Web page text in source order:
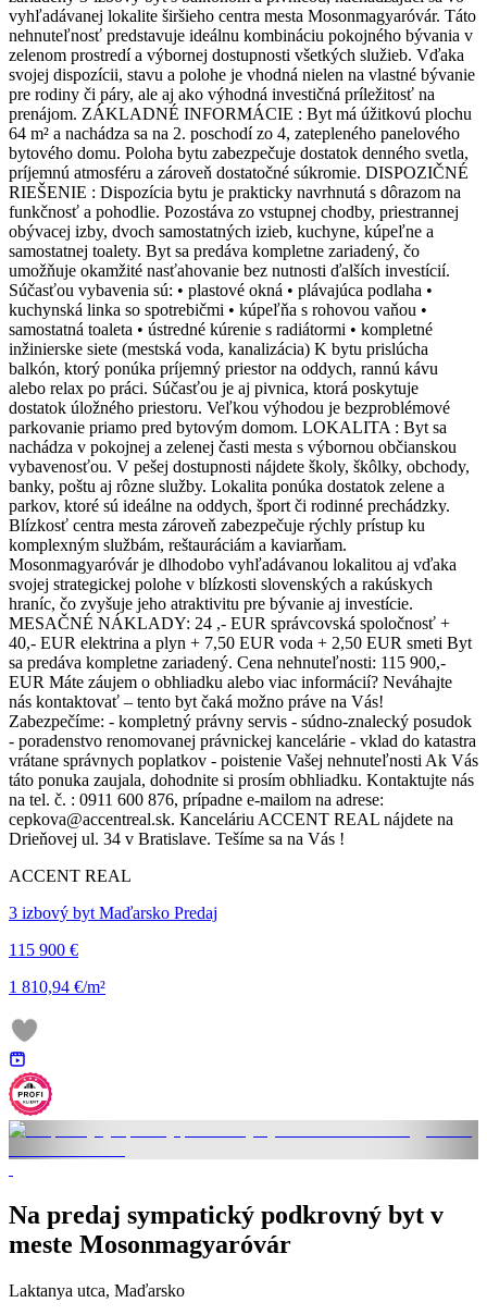
vyhľadávanej lokalite širšieho centra mesta Mosonmagyaróvár. Táto
nehnuteľnosť predstavuje ideálnu kombináciu pokojného bývania v
zelenom prostredí a výbornej dostupnosti všetkých služieb. Vďaka
svojej dispozícii, stavu a polohe je vhodná nielen na vlastné bývanie
pre rodiny či páry, ale aj ako výhodná investičná príležitosť na
prenájom. ZÁKLADNÉ INFORMÁCIE : Byt má úžitkovú plochu
64 m² a nachádza sa na 2. poschodí zo 4, zatepleného panelového
bytového domu. Poloha bytu zabezpečuje dostatok denného svetla,
príjemnú atmosféru a zároveň dostatočné súkromie. DISPOZIČNÉ
RIEŠENIE : Dispozícia bytu je prakticky navrhnutá s dôrazom na
funkčnosť a pohodlie. Pozostáva zo vstupnej chodby, priestrannej
obývacej izby, dvoch samostatných izieb, kuchyne, kúpeľne a
samostatnej toalety. Byt sa predáva kompletne zariadený, čo
umožňuje okamžité nasťahovanie bez nutnosti ďalších investícií.
Súčasťou vybavenia sú: • plastové okná • plávajúca podlaha •
kuchynská linka so spotrebičmi • kúpeľňa s rohovou vaňou •
samostatná toaleta • ústredné kúrenie s radiátormi • kompletné
inžinierske siete (mestská voda, kanalizácia) K bytu prislúcha
balkón, ktorý ponúka príjemný priestor na oddych, rannú kávu
alebo relax po práci. Súčasťou je aj pivnica, ktorá poskytuje
dostatok úložného priestoru. Veľkou výhodou je bezproblémové
parkovanie priamo pred bytovým domom. LOKALITA : Byt sa
nachádza v pokojnej a zelenej časti mesta s výbornou občianskou
vybavenosťou. V pešej dostupnosti nájdete školy, škôlky, obchody,
banky, poštu aj rôzne služby. Lokalita ponúka dostatok zelene a
parkov, ktoré sú ideálne na oddych, šport či rodinné prechádzky.
Blízkosť centra mesta zároveň zabezpečuje rýchly prístup ku
komplexným službám, reštauráciám a kaviarňam.
Mosonmagyaróvár je dlhodobo vyhľadávanou lokalitou aj vďaka
svojej strategickej polohe v blízkosti slovenských a rakúskych
hraníc, čo zvyšuje jeho atraktivitu pre bývanie aj investície.
MESAČNÉ NÁKLADY: 24 ,- EUR správcovská spoločnosť +
40,- EUR elektrina a plyn + 7,50 EUR voda + 2,50 EUR smeti Byt
sa predáva kompletne zariadený. Cena nehnuteľnosti: 115 900,-
EUR Máte záujem o obhliadku alebo viac informácií? Neváhajte
nás kontaktovať – tento byt čaká možno práve na Vás!
Zabezpečíme: - kompletný právny servis - súdno-znalecký posudok
- poradenstvo renomovanej právnickej kancelárie - vklad do katastra
vrátane správnych poplatkov - poistenie Vašej nehnuteľnosti Ak Vás
táto ponuka zaujala, dohodnite si prosím obhliadku. Kontaktujte nás
na tel. č. : 0911 600 876, prípadne e-mailom na adrese:
cepkova@accentreal.sk. Kanceláriu ACCENT REAL nájdete na
Drieňovej ul. 34 v Bratislave. Tešíme sa na Vás !
ACCENT REAL
3 izbový byt Maďarsko Predaj
115 900 €
1 810,94 €/m²
Na predaj sympatický podkrovný byt v
meste Mosonmagyaróvár
Laktanya utca, Maďarsko